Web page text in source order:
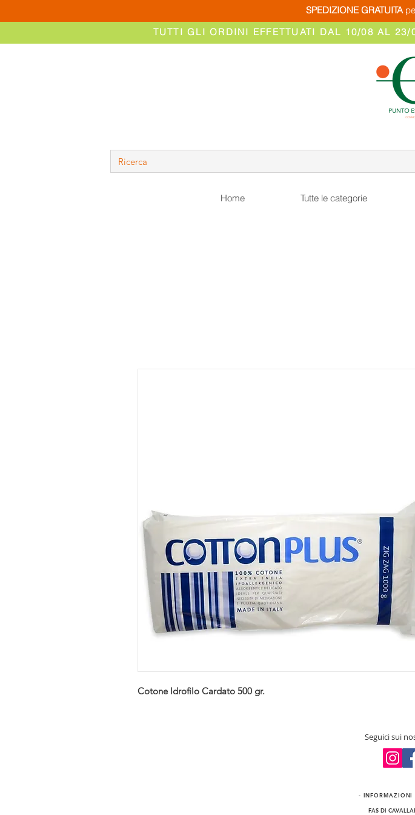
SPEDIZIONE GRATUITA
TUTTI GLI ORDINI EFFETTUATI DAL 10/08 AL
Home Tutte le categorie
Cotone Idrofilo Cardato 500 gr.
Seguici sui
-
FAS DI